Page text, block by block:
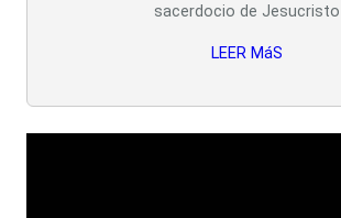
sacerdocio de Jesucristo
LEER MáS